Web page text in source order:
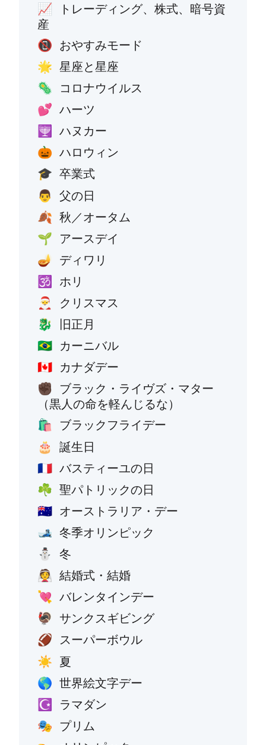
📈
トレーディング、株式、暗号資
産
📵 おやすみモード
🌟 星座と星座
🦠 コロナウイルス
💕 ハーツ
🕎 ハヌカー
🎃 ハロウィン
🎓 卒業式
👨 父の日
🍂 秋／オータム
🌱 アースデイ
🪔 ディワリ
🕉️ ホリ
🎅 クリスマス
🐉 旧正月
🇧🇷 カーニバル
🇨🇦 カナダデー
✊🏿 ブラック・ライヴズ・マター
（黒人の命を軽んじるな）
🛍️ ブラックフライデー
🎂 誕生日
🇫🇷 バスティーユの日
☘️ 聖パトリックの日
🇦🇺 オーストラリア・デー
🎿 冬季オリンピック
⛄ 冬
👰 結婚式・結婚
💘 バレンタインデー
🦃 サンクスギビング
🏈 スーパーボウル
☀️ 夏
🌎 世界絵文字デー
☪️ ラマダン
🎭 プリム